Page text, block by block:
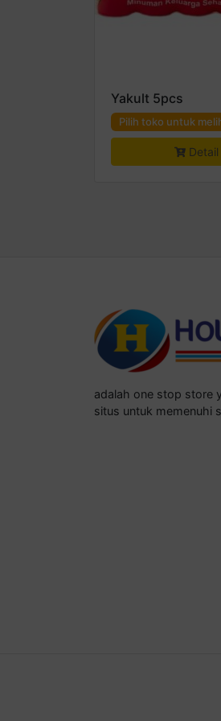
Yakult 5pcs
Pilih toko untuk
Detail
adalah one stop store
situs untuk memenuhi